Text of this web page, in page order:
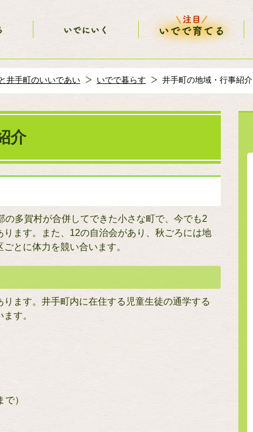
井手町のいいであい いでで暮らす 井手町の地域・行事紹介
介
多賀村が合併してできた小さな町で、今でも2
ます。また、12の自治会があり、秋ごろには地
とに体力を競い合います。
ます。井手町内に在住する児童生徒の通学する
す。
）